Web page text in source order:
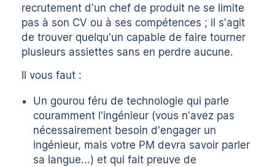
recrutement d'un chef de produit ne se limite
pas à son CV ou à ses compétences ; il s'agit
de trouver quelqu'un capable de faire tourner
plusieurs assiettes sans en perdre aucune.
Il vous faut :
Un gourou féru de technologie qui parle
couramment l'ingénieur (vous n'avez pas
nécessairement besoin d'engager un
ingénieur, mais votre PM devra savoir parler
sa langue...) et qui fait preuve de